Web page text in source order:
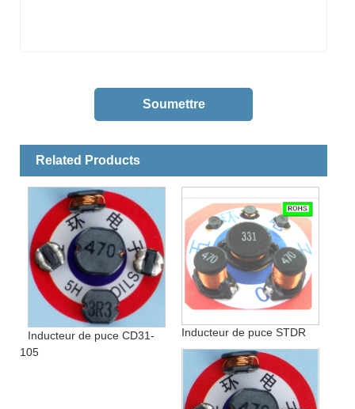
Related Products
Inducteur de puce CD31-
105
Inducteur de puce STDR